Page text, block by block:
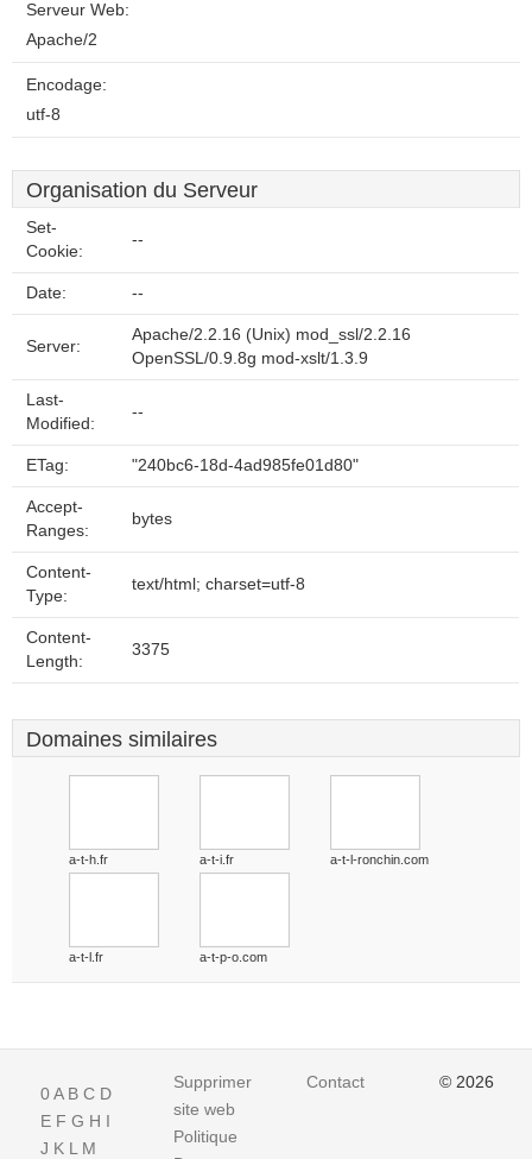
Serveur Web:
Apache/2
Encodage:
utf-8
Organisation du Serveur
Set-
Cookie:
--
Date: --
Server:
Apache/2.2.16 (Unix) mod_ssl/2.2.16
OpenSSL/0.9.8g mod-xslt/1.3.9
Last-
Modified:
--
ETag: "240bc6-18d-4ad985fe01d80"
Accept-
Ranges:
bytes
Content-
Type:
text/html; charset=utf-8
Content-
Length:
3375
Domaines similaires
a-t-h.fr a-t-i.fr a-t-l-ronchin.com
a-t-l.fr a-t-p-o.com
0A B C D
E F G H I
J K L M
Supprimer
site web
Politique
Contact © 2026